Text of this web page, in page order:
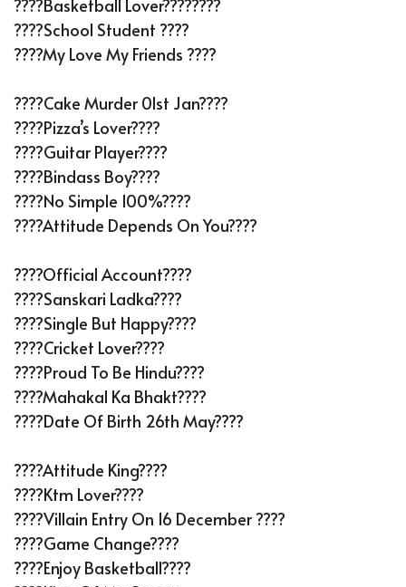
????Basketball Lover????????
????School Student ????
????My Love My Friends ????
????Cake Murder 01st Jan????
????Pizza’s Lover????
????Guitar Player????
????Bindass Boy????
????No Simple 100%????
????Attitude Depends On You????
????Official Account????
????Sanskari Ladka????
????Single But Happy????
????Cricket Lover????
????Proud To Be Hindu????
????Mahakal Ka Bhakt????
????Date Of Birth 26th May????
????Attitude King????
????Ktm Lover????️
????Villain Entry On 16 December ????
????Game Change????
????Enjoy Basketball????